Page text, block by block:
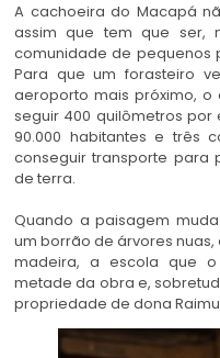
A cachoeira do Macapá
assim que tem que ser,
comunidade de pequenos
Para que um forasteiro
aeroporto mais próximo, o
seguir 400 quilômetros
90.000 habitantes e três
conseguir transporte para
de terra.
Quando a paisagem
um borrão de árvores
madeira, a escola que
metade da obra e,
propriedade de dona